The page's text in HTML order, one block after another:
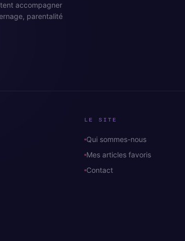
accompagner
parentalité
LE SITE
Qui sommes-nous
Mes articles favoris
Contact